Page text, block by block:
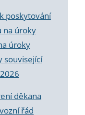
poskytování
na úroky
úroky
související
děkana
řád